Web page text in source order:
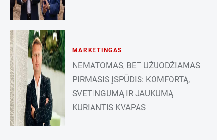
MARKETINGAS
NEMATOMAS, BET UŽUODŽIAMAS
PIRMASIS ĮSPŪDIS: KOMFORTĄ,
SVETINGUMĄ IR JAUKUMĄ
KURIANTIS KVAPAS